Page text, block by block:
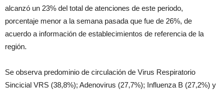
alcanzó un 23% del total de atenciones de este periodo,
porcentaje menor a la semana pasada que fue de 26%, de
acuerdo a información de establecimientos de referencia de la
región.
Se observa predominio de circulación de Virus Respiratorio
Sincicial VRS (38,8%); Adenovirus (27,7%); Influenza B (27,2%) y